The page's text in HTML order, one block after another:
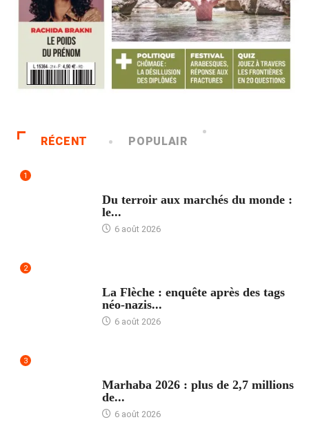
RÉCENT POPULAIR
1
Du terroir aux marchés du monde :
le...
6 août 2026
2
La Flèche : enquête après des tags
néo-nazis...
6 août 2026
3
Marhaba 2026 : plus de 2,7 millions
de...
6 août 2026